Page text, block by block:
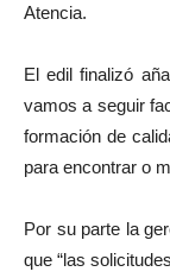
Atencia.
El edil finalizó
vamos a seguir
formación de
para encontrar o
Por su parte la
que “las